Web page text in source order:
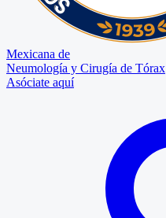
Mexicana de
Neumología y Cirugía de Tórax
Asóciate aquí